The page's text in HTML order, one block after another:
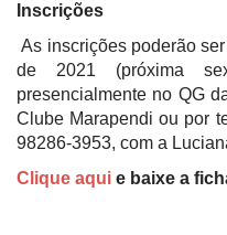
Inscrições
As inscrições poderão
de 2021 (próxima
presencialmente no QG
Clube Marapendi ou por
98286-3953, com a
Clique aqui e baixe a